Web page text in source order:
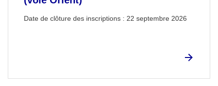
Date de clôture des inscriptions : 22 septembre 2026